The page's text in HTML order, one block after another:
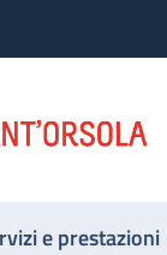
e prestazioni